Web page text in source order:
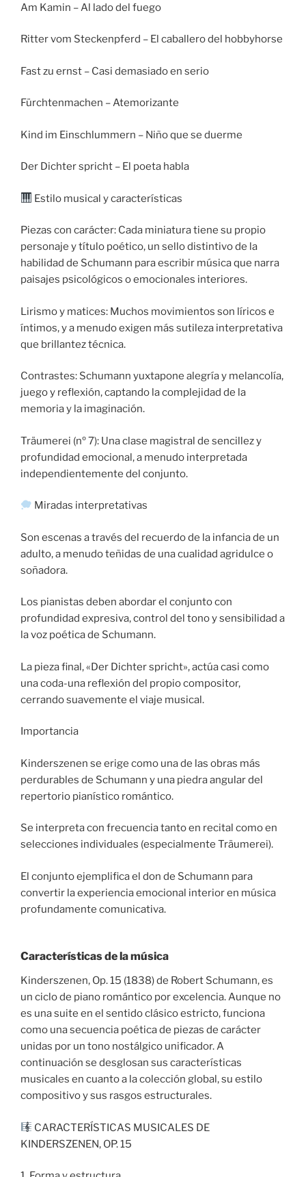
Am Kamin – Al lado del fuego
Ritter vom Steckenpferd – El caballero del hobbyhorse
Fast zu ernst – Casi demasiado en serio
Fürchtenmachen – Atemorizante
Kind im Einschlummern – Niño que se duerme
Der Dichter spricht – El poeta habla
Estilo musical y características
Piezas con carácter: Cada miniatura tiene su propio
personaje y título poético, un sello distintivo de la
habilidad de Schumann para escribir música que narra
paisajes psicológicos o emocionales interiores.
Lirismo y matices: Muchos movimientos son líricos e
íntimos, y a menudo exigen más sutileza interpretativa
que brillantez técnica.
Contrastes: Schumann yuxtapone alegría y melancolía,
juego y reflexión, captando la complejidad de la
memoria y la imaginación.
Träumerei (nº 7): Una clase magistral de sencillez y
profundidad emocional, a menudo interpretada
independientemente del conjunto.
Miradas interpretativas
Son escenas a través del recuerdo de la infancia de un
adulto, a menudo teñidas de una cualidad agridulce o
soñadora.
Los pianistas deben abordar el conjunto con
profundidad expresiva, control del tono y sensibilidad a
la voz poética de Schumann.
La pieza final, «Der Dichter spricht», actúa casi como
una coda-una reflexión del propio compositor,
cerrando suavemente el viaje musical.
Importancia
Kinderszenen se erige como una de las obras más
perdurables de Schumann y una piedra angular del
repertorio pianístico romántico.
Se interpreta con frecuencia tanto en recital como en
selecciones individuales (especialmente Träumerei).
El conjunto ejemplifica el don de Schumann para
convertir la experiencia emocional interior en música
profundamente comunicativa.
Características de la música
Kinderszenen, Op. 15 (1838) de Robert Schumann, es
un ciclo de piano romántico por excelencia. Aunque no
es una suite en el sentido clásico estricto, funciona
como una secuencia poética de piezas de carácter
unidas por un tono nostálgico unificador. A
continuación se desglosan sus características
musicales en cuanto a la colección global, su estilo
compositivo y sus rasgos estructurales.
CARACTERÍSTICAS MUSICALES DE
KINDERSZENEN, OP. 15